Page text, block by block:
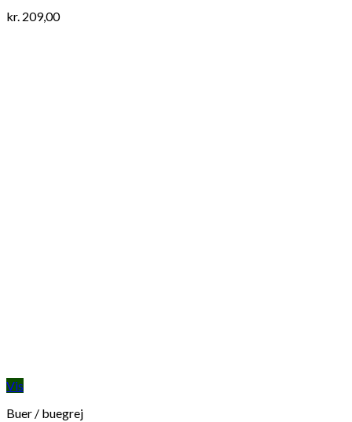
kr. 209,00
Vis
Buer / buegrej